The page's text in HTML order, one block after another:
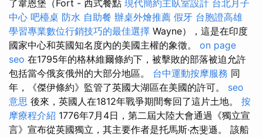
了韋恩堡（Fort - 西式餐點 現代簡約主臥室設計 台北月子
中心 吧檯桌 防水 自助餐 辦桌外燴推薦 假牙 台胞證高雄
學習專業數位行銷技巧的最佳選擇 Wayne），這是在印度
國家中心和英國知名度內的美國主權的象徵。 on page
seo 在1795年的格林維爾條約下，被擊敗的部落被迫允許
包括當今俄亥俄州的大部分地區。 台中運動按摩服務 同
年，《傑伊條約》監管了英國大湖區在美國的許可。 seo
意思 後來，英國人在1812年戰爭期間奪回了這片土地。 按
摩療程介紹 1776年7月4日，第二屆大陸大會通過《獨立宣
言》宣布從英國獨立，其主要作者是托馬斯·杰斐遜。 該船